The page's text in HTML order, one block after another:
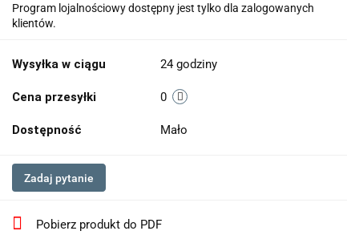
Program lojalnościowy dostępny jest tylko dla zalogowanych
klientów.
Wysyłka w ciągu 24 godziny
Cena przesyłki 0
Dostępność Mało
Zadaj pytanie
Pobierz produkt do PDF